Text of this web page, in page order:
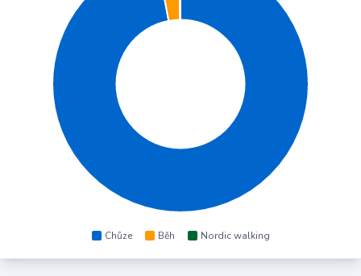
Chůze Běh Nordic walking